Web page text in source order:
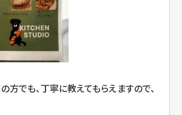
方でも、丁寧に教えてもらえますので、